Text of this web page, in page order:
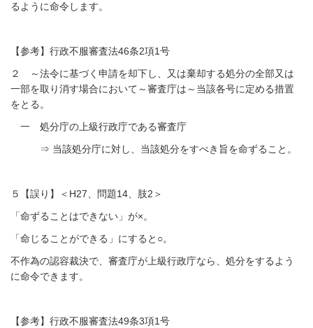
るように命令します。
【参考】行政不服審査法46条2項1号
２ ～法令に基づく申請を却下し、又は棄却する処分の全部又は
一部を取り消す場合において～審査庁は～当該各号に定める措置
をとる。
一 処分庁の上級行政庁である審査庁
⇒ 当該処分庁に対し、当該処分をすべき旨を命ずること。
５【誤り】＜H27、問題14、肢2＞
「命ずることはできない」が×。
「命じることができる」にすると○。
不作為の認容裁決で、審査庁が上級行政庁なら、処分をするよう
に命令できます。
【参考】行政不服審査法49条3項1号